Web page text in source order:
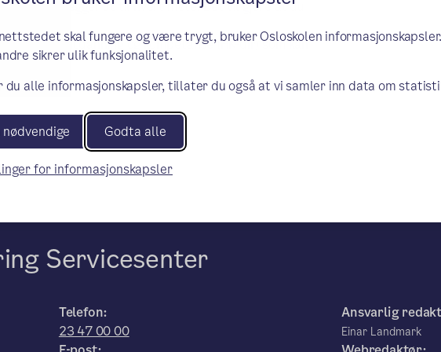
skal fungere og være trygt, bruker Osloskolen
sikrer ulik funksjonalitet.
du alle informasjonskapsler, tillater du også at vi samler inn data om
nødvendige Godta alle
for informasjonskapsler
som vi legger ut til hvert møte. Det vil gjøre at du
håper vi.
høyere utdanning og kompetanse (HK-dir) som kan
lenke)
Servicesenter
Telefon:
23 47 00 00
Ansvarlig
Einar Landmark